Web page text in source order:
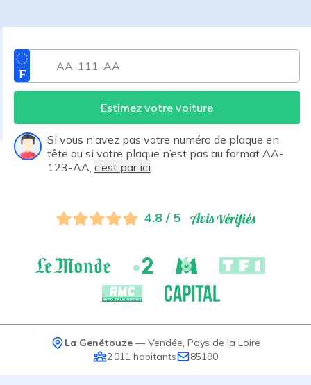
Estimez votre voiture
Si vous n’avez pas votre numéro de plaque en
tête ou si votre plaque n’est pas au format AA-
123-AA, c’est par ici
4.8 / 5
La Genétouze — Vendée Pays de la Loire
2 011 habitants 85190